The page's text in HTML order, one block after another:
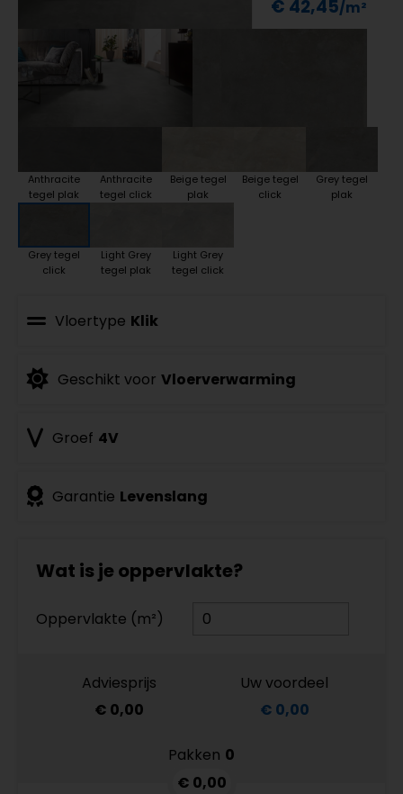
€ 42,45
Anthracite
tegel plak
Anthracite
tegel click
Beige tegel
plak
Beige tegel
click
Grey tegel
plak
Grey tegel
click
Light Grey
tegel plak
Light Grey
tegel click
Vloertype Klik
Geschikt voor Vloerverwarming
Groef 4V
Garantie Levenslang
Wat is je oppervlakte?
Oppervlakte (m²)
Adviesprijs
€ 0,00
Uw voordeel
€ 0,00
Pakken 0
€ 0,00